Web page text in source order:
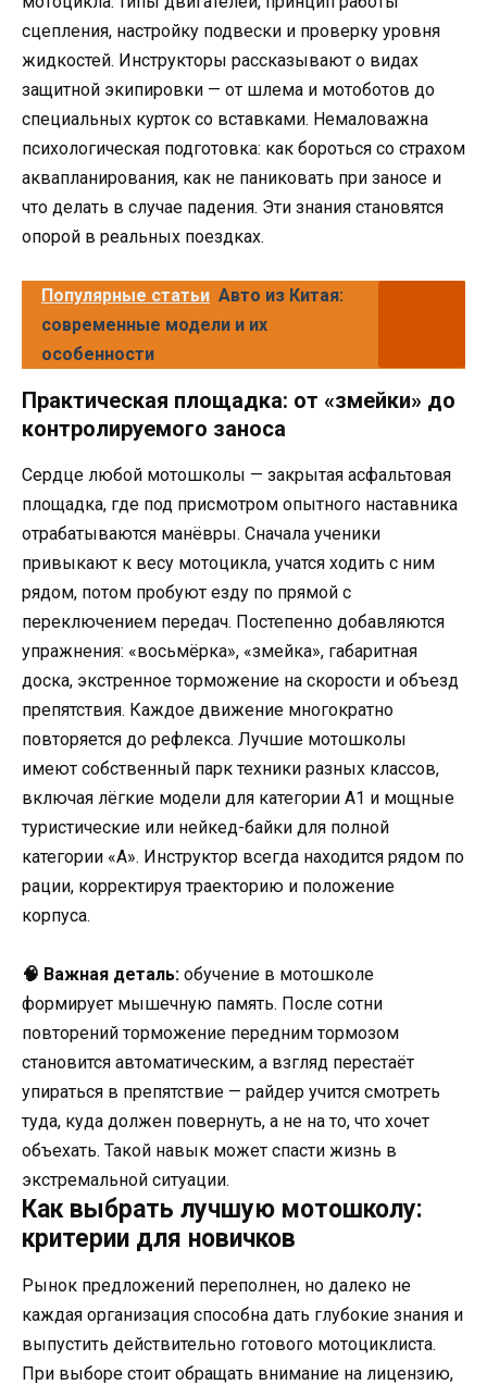
сцепления, настройку подвески и проверку уровня
жидкостей. Инструкторы рассказывают о видах
защитной экипировки — от шлема и мотоботов до
специальных курток со вставками. Немаловажна
психологическая подготовка: как бороться со страхом
аквапланирования, как не паниковать при заносе и
что делать в случае падения. Эти знания становятся
опорой в реальных поездках.
Популярные статьи Авто из Китая:
современные модели и их
особенности
Практическая площадка: от «змейки» до
контролируемого заноса
Сердце любой мотошколы — закрытая асфальтовая
площадка, где под присмотром опытного наставника
отрабатываются манёвры. Сначала ученики
привыкают к весу мотоцикла, учатся ходить с ним
рядом, потом пробуют езду по прямой с
переключением передач. Постепенно добавляются
упражнения: «восьмёрка», «змейка», габаритная
доска, экстренное торможение на скорости и объезд
препятствия. Каждое движение многократно
повторяется до рефлекса. Лучшие мотошколы
имеют собственный парк техники разных классов,
включая лёгкие модели для категории A1 и мощные
туристические или нейкед-байки для полной
категории «А». Инструктор всегда находится рядом по
рации, корректируя траекторию и положение
корпуса.
🧠 Важная деталь: обучение в мотошколе
формирует мышечную память. После сотни
повторений торможение передним тормозом
становится автоматическим, а взгляд перестаёт
упираться в препятствие — райдер учится смотреть
туда, куда должен повернуть, а не на то, что хочет
объехать. Такой навык может спасти жизнь в
экстремальной ситуации.
Как выбрать лучшую мотошколу:
критерии для новичков
Рынок предложений переполнен, но далеко не
каждая организация способна дать глубокие знания и
выпустить действительно готового мотоциклиста.
При выборе стоит обращать внимание на лицензию,